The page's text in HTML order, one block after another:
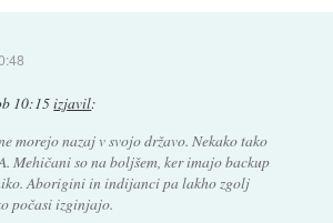
10:15izjavil:
morejo nazaj v svojo državo. Nekako tako
Mehičani so na boljšem, ker imajo backup
Aborigini in indijanci pa lakho zgolj
počasi izginjajo.